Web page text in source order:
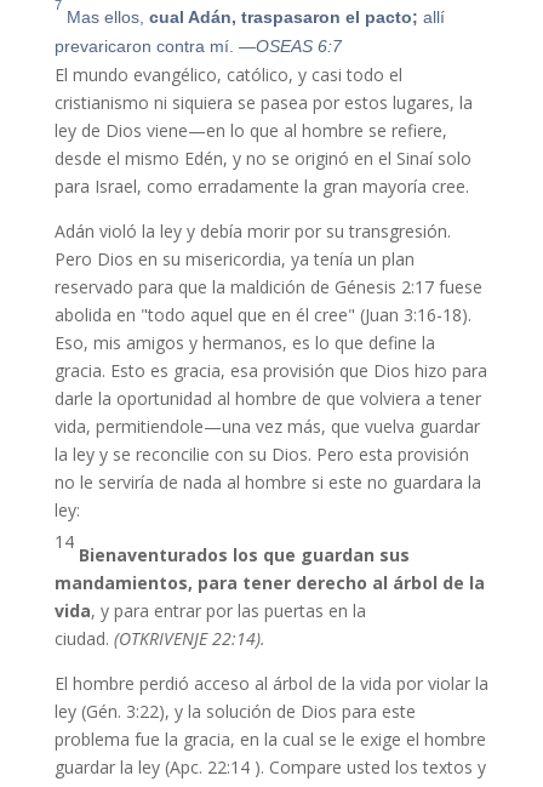
7
Mas ellos, cual Adán, traspasaron el pacto; allí
prevaricaron contra mí. —OSEAS 6:7
El mundo evangélico, católico, y casi todo el
cristianismo ni siquiera se pasea por estos lugares, la
ley de Dios viene—en lo que al hombre se refiere,
desde el mismo Edén, y no se originó en el Sinaí solo
para Israel, como erradamente la gran mayoría cree.
Adán violó la ley y debía morir por su transgresión.
Pero Dios en su misericordia, ya tenía un plan
reservado para que la maldición de Génesis 2:17 fuese
abolida en "todo aquel que en él cree" (Juan 3:16-18).
Eso, mis amigos y hermanos, es lo que define la
gracia. Esto es gracia, esa provisión que Dios hizo para
darle la oportunidad al hombre de que volviera a tener
vida, permitiendole—una vez más, que vuelva guardar
la ley y se reconcilie con su Dios. Pero esta provisión
no le serviría de nada al hombre si este no guardara la
ley:
14
Bienaventurados los que guardan sus
mandamientos, para tener derecho al árbol de la
vida, y para entrar por las puertas en la
ciudad. (OTKRIVENJE 22:14).
El hombre perdió acceso al árbol de la vida por violar la
ley (Gén. 3:22), y la solución de Dios para este
problema fue la gracia, en la cual se le exige el hombre
guardar la ley (Apc. 22:14 ). Compare usted los textos y